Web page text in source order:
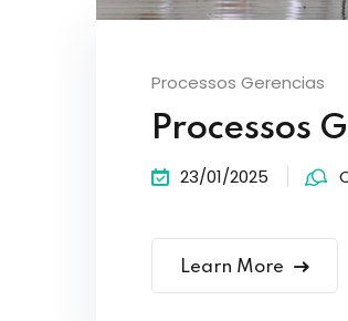
Processos Gerencias
Processos
23/01/2025
Learn More